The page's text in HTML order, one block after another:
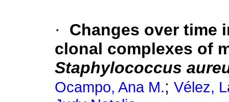
·
Changes over time
clonal complexes of
Staphylococcus
Ocampo, Ana M.; Vélez,